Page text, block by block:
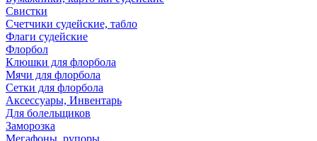
Свистки
Счетчики судейские, табло
Флаги судейские
Флорбол
Клюшки для флорбола
Мячи для флорбола
Сетки для флорбола
Аксессуары, Инвентарь
Для болельщиков
Заморозка
Мегафоны, рупоры